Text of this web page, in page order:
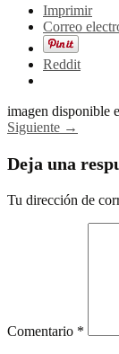
Imprimir
Correo
Reddit
imagen disponible
Siguiente →
Deja una
Tu dirección de
Comentario *